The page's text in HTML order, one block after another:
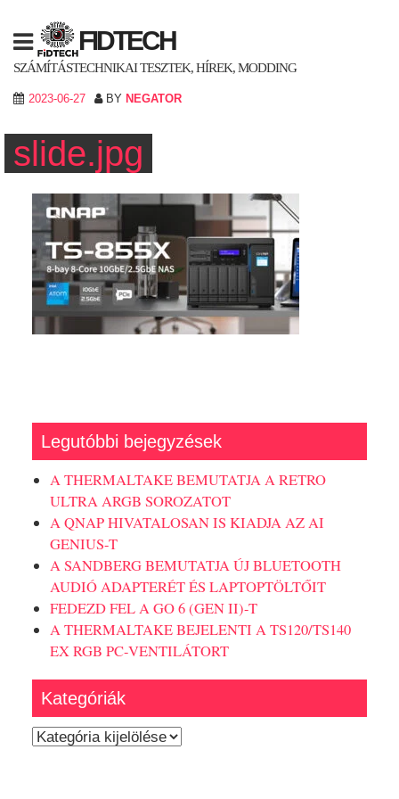
content
FIDTECH
SZÁMÍTÁSTECHNIKAI TESZTEK, HÍREK, MODDING
2023-06-27 BY NEGATOR
slide.jpg
Legutóbbi bejegyzések
A THERMALTAKE BEMUTATJA A RETRO
ULTRA ARGB SOROZATOT
A QNAP HIVATALOSAN IS KIADJA AZ AI
GENIUS-T
A SANDBERG BEMUTATJA ÚJ BLUETOOTH
AUDIÓ ADAPTERÉT ÉS LAPTOPTÖLTŐIT
FEDEZD FEL A GO 6 (GEN II)-T
A THERMALTAKE BEJELENTI A TS120/TS140
EX RGB PC-VENTILÁTORT
Kategóriák
Kategóriák